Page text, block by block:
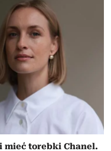
mieć torebki Chanel.